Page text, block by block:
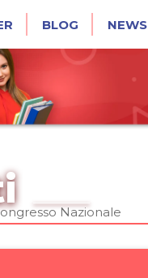
BLOG NEWS
Nazionale